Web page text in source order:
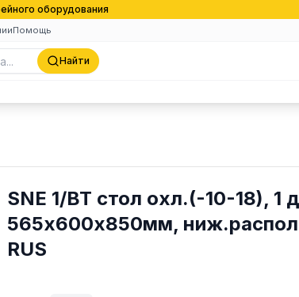
оборудования
Помощь
Найти
SNE 1/BT стол охл.(-10-18), 1
565х600х850мм,
RUS